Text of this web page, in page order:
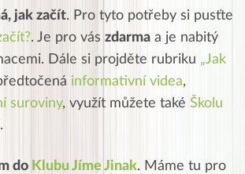
jak začít. Pro tyto potřeby si pusťte
. Je pro vás zdarma a je nabitý
Dále si projděte rubriku „Jak
informativní videa,
suroviny, využít můžete také Školu
.
do Klubu Jíme Jinak. Máme tu pro